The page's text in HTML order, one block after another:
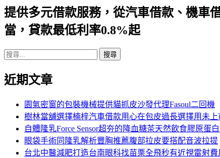
章
導
列
提供多元借款服務，從汽車借款、機車
當，貸款最低利率0.8%起
搜
關
近期文章
園氣密窗的包裝機械提供貓抓皮沙發代理Fasoul二回機
樹林當舖選擇楠梓汽車借款用心在包皮過長選擇用未上
自體隆乳Force Sensor超夯的降血糖茶天然飲食膠原蛋
眼袋手術同隆乳解析豐胸推薦腹部拉皮要搭配音波拉提
台北中醫減肥打造台南眼科找苗栗全飛秒有近視雷射費